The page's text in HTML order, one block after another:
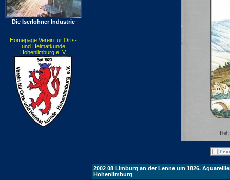
Die Iserlohner Industrie
Homepage Verein für Orts-
und Heimatkunde
Hohenlimburg e. V.
2002 08 Limburg an der Lenne um 1826.
Hohenlimburg